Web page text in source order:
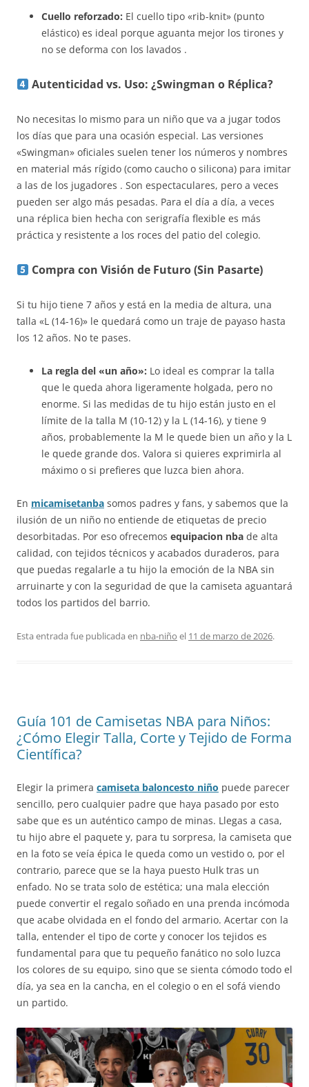
Cuello reforzado: El cuello tipo «rib-knit» (punto
elástico) es ideal porque aguanta mejor los tirones y
no se deforma con los lavados .
Autenticidad vs. Uso: ¿Swingman o Réplica?
No necesitas lo mismo para un niño que va a jugar todos
los días que para una ocasión especial. Las versiones
«Swingman» oficiales suelen tener los números y nombres
en material más rígido (como caucho o silicona) para imitar
a las de los jugadores . Son espectaculares, pero a veces
pueden ser algo más pesadas. Para el día a día, a veces
una réplica bien hecha con serigrafía flexible es más
práctica y resistente a los roces del patio del colegio.
Compra con Visión de Futuro (Sin Pasarte)
Si tu hijo tiene 7 años y está en la media de altura, una
talla «L (14-16)» le quedará como un traje de payaso hasta
los 12 años. No te pases.
La regla del «un año»: Lo ideal es comprar la talla
que le queda ahora ligeramente holgada, pero no
enorme. Si las medidas de tu hijo están justo en el
límite de la talla M (10-12) y la L (14-16), y tiene 9
años, probablemente la M le quede bien un año y la L
le quede grande dos. Valora si quieres exprimirla al
máximo o si prefieres que luzca bien ahora.
En micamisetanba somos padres y fans, y sabemos que la
ilusión de un niño no entiende de etiquetas de precio
desorbitadas. Por eso ofrecemos equipacion nba de alta
calidad, con tejidos técnicos y acabados duraderos, para
que puedas regalarle a tu hijo la emoción de la NBA sin
arruinarte y con la seguridad de que la camiseta aguantará
todos los partidos del barrio.
Esta entrada fue publicada en nba-niño el 11 de marzo de 2026.
Guía 101 de Camisetas NBA para Niños:
¿Cómo Elegir Talla, Corte y Tejido de Forma
Científica?
Elegir la primera camiseta baloncesto niño puede parecer
sencillo, pero cualquier padre que haya pasado por esto
sabe que es un auténtico campo de minas. Llegas a casa,
tu hijo abre el paquete y, para tu sorpresa, la camiseta que
en la foto se veía épica le queda como un vestido o, por el
contrario, parece que se la haya puesto Hulk tras un
enfado. No se trata solo de estética; una mala elección
puede convertir el regalo soñado en una prenda incómoda
que acabe olvidada en el fondo del armario. Acertar con la
talla, entender el tipo de corte y conocer los tejidos es
fundamental para que tu pequeño fanático no solo luzca
los colores de su equipo, sino que se sienta cómodo todo el
día, ya sea en la cancha, en el colegio o en el sofá viendo
un partido.